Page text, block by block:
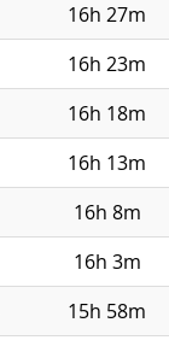
16h 27m
16h 23m
16h 18m
16h 13m
16h 8m
16h 3m
15h 58m